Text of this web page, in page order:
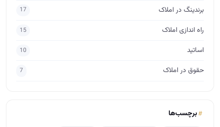
برندینگ در املاک 17
راه اندازی املاک 15
اساتید 10
حقوق در املاک 7
برچسب‌ها